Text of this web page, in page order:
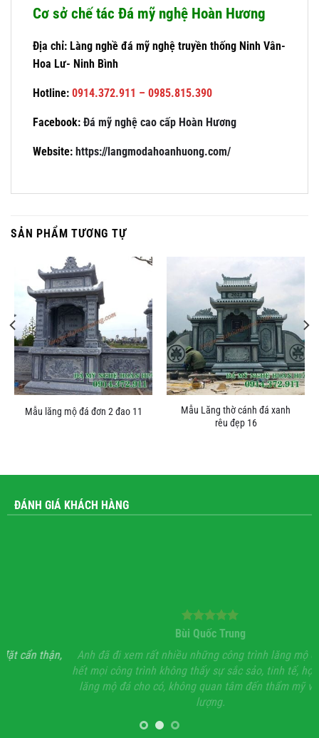
Cơ sở chế tác Đá mỹ nghệ Hoàn Hương
Địa chỉ: Làng nghề đá mỹ nghệ truyền thống Ninh Vân-
Hoa Lư- Ninh Bình
Hotline: 0914.372.911 – 0985.815.390
Facebook: Đá mỹ nghệ cao cấp Hoàn Hương
Website: https://langmodahoanhuong.com/
SẢN PHẨM TƯƠNG TỰ
Mẫu lăng mộ đá đơn 2 đao 11
Mẫu Lăng thờ cánh đá xanh
rêu đẹp 16
ĐÁNH GIÁ KHÁCH HÀNG
Bùi Quốc Trung
Anh đã đi xem rất nhiều những công trình lăng mộ đá, hầu
hết mọi công trình không thấy sự sắc sảo, tinh tế, họ chỉ làm
lăng mộ đá cho có, không quan tâm đến thẩm mỹ và chất